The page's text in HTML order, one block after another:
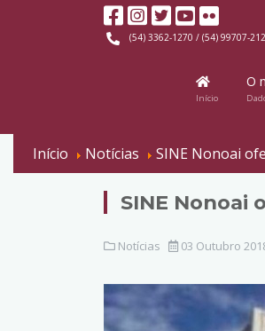
(54) 3362-1270 / (54) 99707-
Início
O
Início Notícias SINE Nonoai
SINE Nonoai
Notícias 03 Outubro